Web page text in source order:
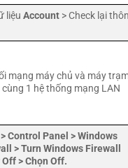
liệu Account> Check lại
mạng máy chủ và máy
1 hệ thống mạng LAN
Control Panel > Windows
> Turn Windows Firewall
Off > Chọn Off.